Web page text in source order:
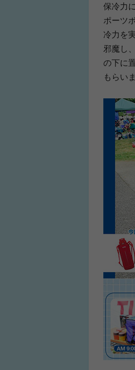
保冷力
ポーツ
冷力を
邪魔し
の下に
もらい